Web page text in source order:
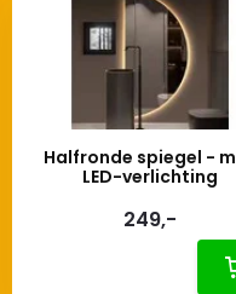
Halfronde spiegel -
LED-verlichting
249,-